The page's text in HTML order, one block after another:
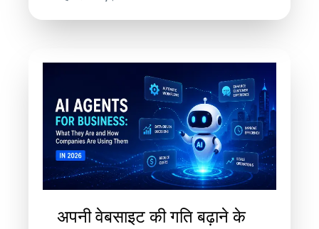
अपनी वेबसाइट की गति बढ़ाने के